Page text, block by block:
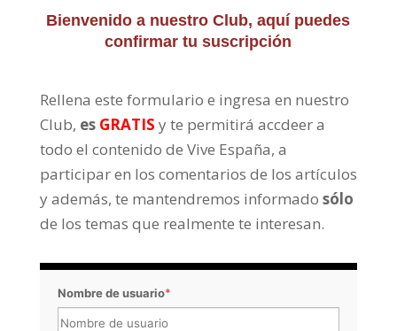
Bienvenido a nuestro Club, aquí puedes
confirmar tu suscripción
Rellena este formulario e ingresa en nuestro
Club, es GRATIS y te permitirá accdeer a
todo el contenido de Vive España, a
participar en los comentarios de los artículos
y además, te mantendremos informado sólo
de los temas que realmente te interesan.
Nombre de usuario*